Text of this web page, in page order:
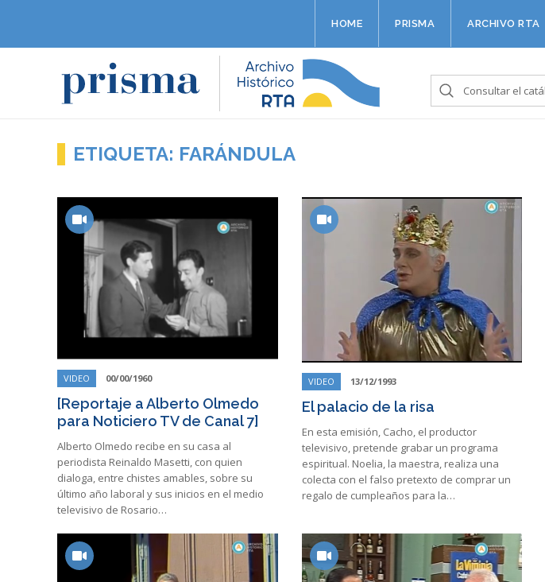
HOME PRISMA ARCHIVO RTA
ETIQUETA: FARÁNDULA
VIDEO 00/00/1960
[Reportaje a Alberto Olmedo
para Noticiero TV de Canal 7]
Alberto Olmedo recibe en su casa al
periodista Reinaldo Masetti, con quien
dialoga, entre chistes amables, sobre su
último año laboral y sus inicios en el medio
televisivo de Rosario…
VIDEO 13/12/1993
El palacio de la risa
En esta emisión, Cacho, el productor
televisivo, pretende grabar un programa
espiritual. Noelia, la maestra, realiza una
colecta con el falso pretexto de comprar un
regalo de cumpleaños para la…